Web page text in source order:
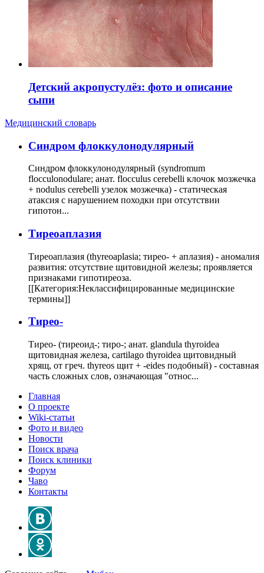
Детский акропустулёз: фото и описание
сыпи
Медицинский словарь
Cиндром флоккулонодулярный
Синдром флоккулонодулярный (syndromum
flocculonodulare; анат. flocculus cerebelli клочок мозжечка
+ nodulus cerebelli узелок мозжечка) - статическая
атаксия с нарушением походки при отсутствии
гипотон...
Тиреоаплазия
Тиреоаплазия (thyreoaplasia; тирео- + аплазия) - аномалия
развития: отсутствие щитовидной железы; проявляется
признаками гипотиреоза.
[[Категория:Неклассифицированные медицинские
термины]]
Тирео-
Тирео- (тиреоид-; тиро-; анат. glandula thyroidea
щитовидная железа, cartilago thyroidea щитовидный
хрящ, от греч. thyreos щит + -eides подобный) - составная
часть сложных слов, означающая "относ...
Главная
О проекте
Wiki-статьи
Фото и видео
Новости
Поиск врача
Поиск клиники
Форум
Чаво
Контакты